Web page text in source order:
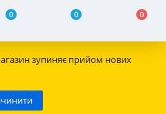
0 0 0
зупиняє прийом нових